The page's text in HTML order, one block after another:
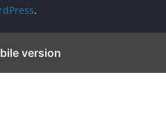
.
version